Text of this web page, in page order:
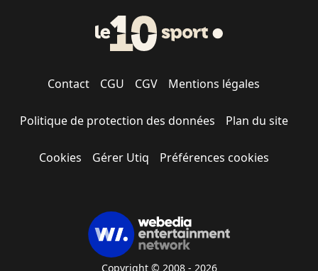
Contact CGU CGV Mentions légales
Politique de protection des données Plan du site
Cookies Gérer Utiq Préférences cookies
Copyright © 2008 - 2026